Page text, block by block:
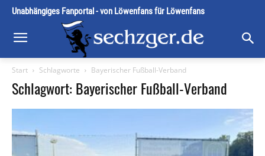
Unabhängiges Fanportal - von Löwenfans für Löwenfans
Start Schlagworte Bayerischer Fußball-Verband
Schlagwort: Bayerischer Fußball-Verband